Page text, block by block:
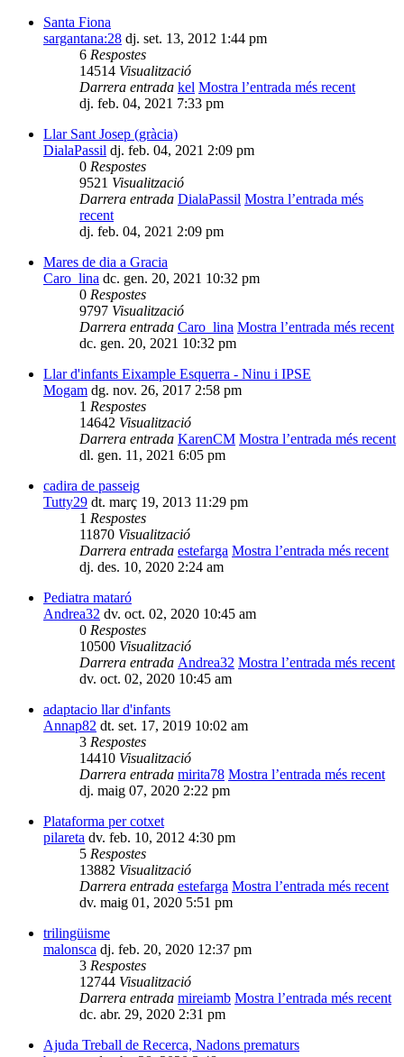
Santa Fiona
sargantana:28 dj. set. 13, 2012 1:44 pm
6 Respostes
14514 Visualització
Darrera entrada kel Mostra l’entrada més recent
dj. feb. 04, 2021 7:33 pm
Llar Sant Josep (gràcia)
DialaPassil dj. feb. 04, 2021 2:09 pm
0 Respostes
9521 Visualització
Darrera entrada DialaPassil Mostra l’entrada més
recent
dj. feb. 04, 2021 2:09 pm
Mares de dia a Gracia
Caro_lina dc. gen. 20, 2021 10:32 pm
0 Respostes
9797 Visualització
Darrera entrada Caro_lina Mostra l’entrada més recent
dc. gen. 20, 2021 10:32 pm
Llar d'infants Eixample Esquerra - Ninu i IPSE
Mogam dg. nov. 26, 2017 2:58 pm
1 Respostes
14642 Visualització
Darrera entrada KarenCM Mostra l’entrada més recent
dl. gen. 11, 2021 6:05 pm
cadira de passeig
Tutty29 dt. març 19, 2013 11:29 pm
1 Respostes
11870 Visualització
Darrera entrada estefarga Mostra l’entrada més recent
dj. des. 10, 2020 2:24 am
Pediatra mataró
Andrea32 dv. oct. 02, 2020 10:45 am
0 Respostes
10500 Visualització
Darrera entrada Andrea32 Mostra l’entrada més recent
dv. oct. 02, 2020 10:45 am
adaptacio llar d'infants
Annap82 dt. set. 17, 2019 10:02 am
3 Respostes
14410 Visualització
Darrera entrada mirita78 Mostra l’entrada més recent
dj. maig 07, 2020 2:22 pm
Plataforma per cotxet
pilareta dv. feb. 10, 2012 4:30 pm
5 Respostes
13882 Visualització
Darrera entrada estefarga Mostra l’entrada més recent
dv. maig 01, 2020 5:51 pm
trilingüisme
malonsca dj. feb. 20, 2020 12:37 pm
3 Respostes
12744 Visualització
Darrera entrada mireiamb Mostra l’entrada més recent
dc. abr. 29, 2020 2:31 pm
Ajuda Treball de Recerca, Nadons prematurs